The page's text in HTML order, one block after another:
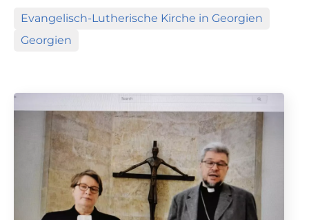
Evangelisch-Lutherische Kirche in Georgien
Georgien